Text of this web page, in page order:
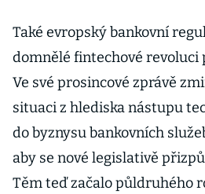
Také evropský bankovní
domnělé fintechové revoluci
Ve své prosincové zprávě
situaci z hlediska nástupu
do byznysu bankovních
aby se nové legislativě
Těm teď začalo půldruhého